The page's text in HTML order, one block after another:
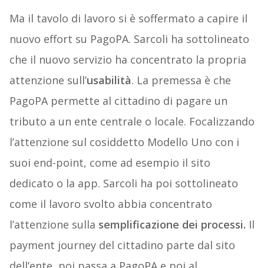
Ma il tavolo di lavoro si è soffermato a capire il
nuovo effort su PagoPA. Sarcoli ha sottolineato
che il nuovo servizio ha concentrato la propria
attenzione sull’usabilità. La premessa è che
PagoPA permette al cittadino di pagare un
tributo a un ente centrale o locale. Focalizzando
l’attenzione sul cosiddetto Modello Uno con i
suoi end-point, come ad esempio il sito
dedicato o la app. Sarcoli ha poi sottolineato
come il lavoro svolto abbia concentrato
l’attenzione sulla semplificazione dei processi. Il
payment journey del cittadino parte dal sito